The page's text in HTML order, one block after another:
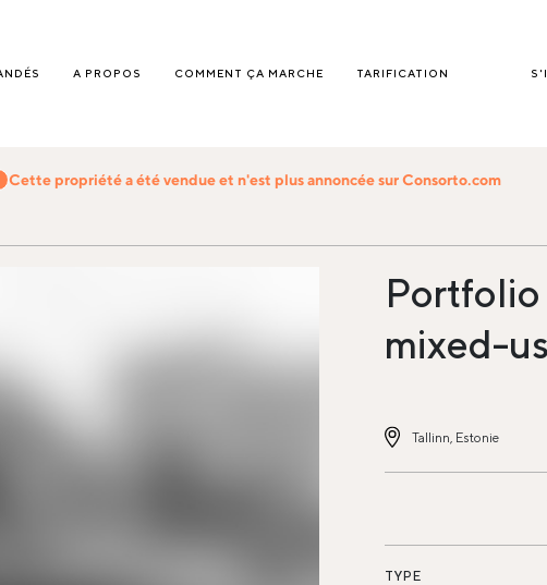
A PROPOS COMMENT ÇA MARCHE TARIFICATION
Cette propriété a été vendue et n'est plus annoncée sur Consorto.com
Portfolio
mixed-
Tallinn, Estonie
TYPE